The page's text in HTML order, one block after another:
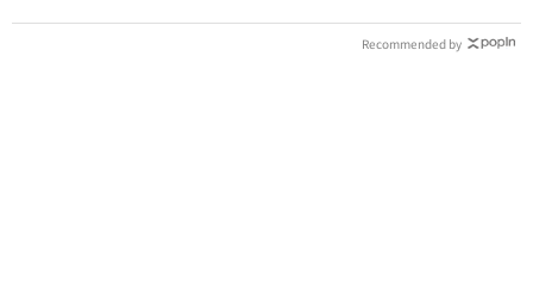
Recommended by